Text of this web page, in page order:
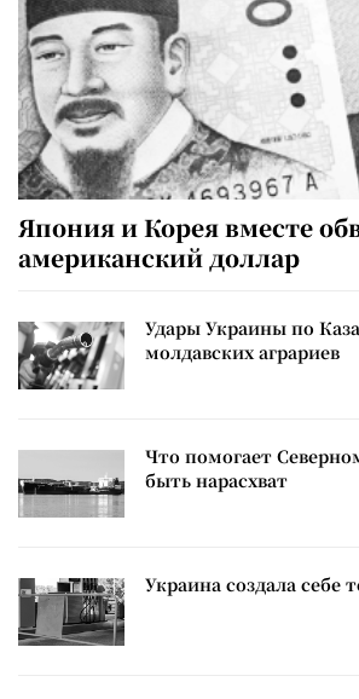
Япония и Корея вместе
американский доллар
Удары Украины по
молдавских аграриев
Что помогает
быть нарасхват
Украина создала себе